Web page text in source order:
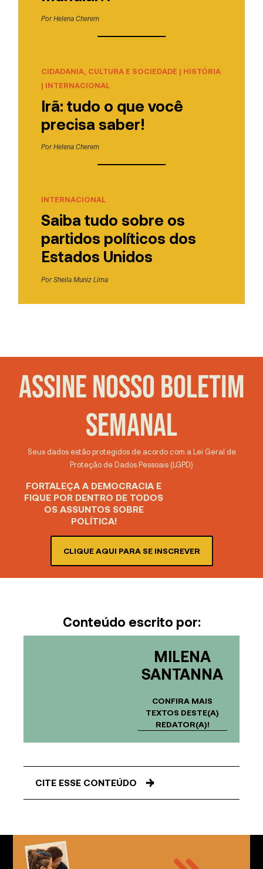
PorHelena Cherem
CIDADANIA, CULTURA E SOCIEDADE | HISTÓRIA
| INTERNACIONAL
Irã: tudo o que você
precisa saber!
PorHelena Cherem
INTERNACIONAL
Saiba tudo sobre os
partidos políticos dos
Estados Unidos
PorSheila Muniz Lima
ASSINE NOSSO BOLETIM
SEMANAL
Seus dados estão protegidos de acordo com a Lei Geral de
Proteção de Dados Pessoais (LGPD)
FORTALEÇA A DEMOCRACIA E
FIQUE POR DENTRO DE TODOS
OS ASSUNTOS SOBRE
POLÍTICA!
CLIQUE AQUI PARA SE INSCREVER
Conteúdo escrito por:
MILENA
SANTANNA
CONFIRA MAIS
TEXTOS DESTE(A)
REDATOR(A)!
CITE ESSE CONTEÚDO